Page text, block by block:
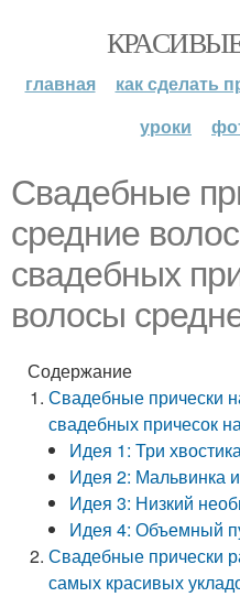
главная как сделать
уроки
Свадебные
средние
свадебных
волосы
Содержание
Свадебные прически
свадебных причесок
Идея 1: Три
Идея 2: Мальвинка
Идея 3: Низкий
Идея 4: Объемный
Свадебные прически
самых красивых